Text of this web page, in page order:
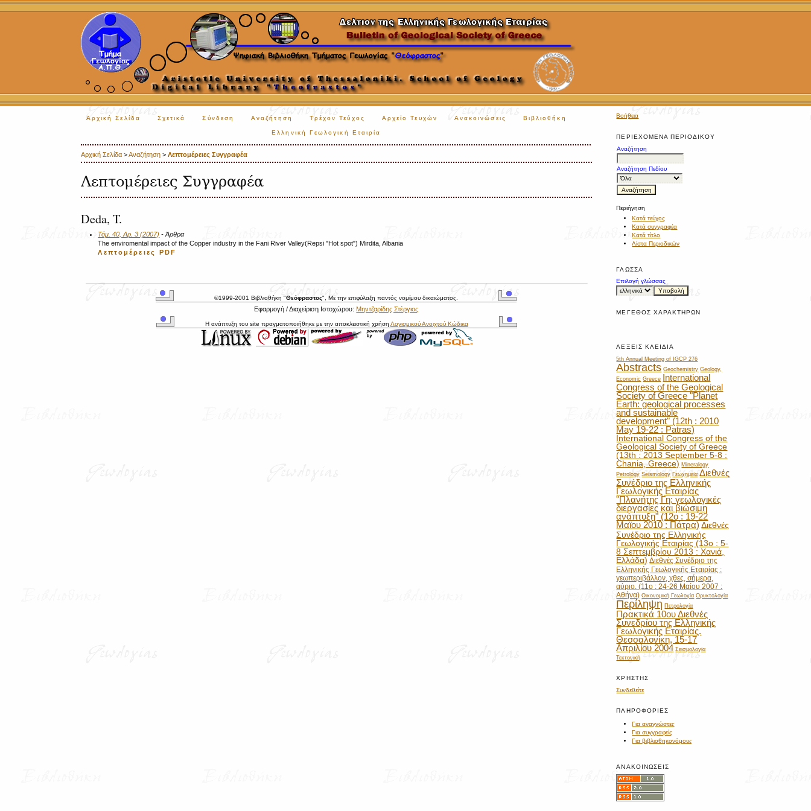
Βοήθεια
ΠΕΡΙΕΧΌΜΕΝΑ ΠΕΡΙΟΔΙΚΟΎ
Αναζήτηση
Αναζήτηση Πεδίου
Περιήγηση
Κατά τεύχος
Κατά συγγραφέα
Κατά τίτλο
Λίστα Περιοδικών
ΓΛΏΣΣΑ
Επιλογή γλώσσας
ΜΈΓΕΘΟΣ ΧΑΡΑΚΤΉΡΩΝ
ΛΈΞΕΙΣ ΚΛΕΙΔΙΆ
5th Annual Meeting of IGCP 276
Abstracts Geochemistry Geology,
Economic Greece
International
Congress of the Geological
Society of Greece "Planet
Earth: geological processes
and sustainable
development" (12th : 2010
May 19-22 : Patras)
International Congress of the
Geological Society of Greece
(13th : 2013 September 5-8 :
Chania, Greece) Mineralogy
Petrology Seismology Γεωχημεία Διεθνές
Συνέδριο της Ελληνικής
Γεωλογικής Εταιρίας
"Πλανήτης Γη: γεωλογικές
διεργασίες και βιώσιμη
ανάπτυξη" (12ο : 19-22
Μαϊου 2010 : Πάτρα) Διεθνές
Συνέδριο της Ελληνικής
Γεωλογικής Εταιρίας (13ο : 5-
8 Σεπτεμβρίου 2013 : Χανιά,
Ελλάδα) Διεθνές Συνέδριο της
Ελληνικής Γεωλογικής Εταιρίας :
γεωπεριβάλλον, χθες, σήμερα,
αύριο. (11ο : 24-26 Μαίου 2007 :
Αθήνα) Οικονομική Γεωλογία Ορυκτολογία
Περίληψη Πετρολογία
Πρακτικά 10ου Διεθνές
Συνεδρίου της Ελληνικής
Γεωλογικής Εταιρίας.
Θεσσαλονίκη, 15-17
Απριλίου 2004 Σεισμολογία
Τεκτονική
ΧΡΉΣΤΗΣ
Συνδεθείτε
ΠΛΗΡΟΦΟΡΊΕΣ
Για αναγνώστες
Για συγγραφείς
Για βιβλιοθηκονόμους
ΑΝΑΚΟΙΝΏΣΕΙΣ
Αρχική Σελίδα Σχετικά Σύνδεση Αναζήτηση Τρέχον Τεύχος Αρχείο Τευχών Ανακοινώσεις Βιβλιοθήκη
Ελληνική Γεωλογική Εταιρία
Αρχική Σελίδα >Αναζήτηση >Λεπτομέρειες Συγγραφέα
Λεπτομέρειες Συγγραφέα
Deda, T.
Τόμ. 40, Αρ. 3 (2007) - Άρθρα
The enviromental impact of the Copper industry in the Fani River Valley(Repsi "Hot spot") Mirdita, Albania
Λεπτομέρειες
PDF
©1999-2001 Βιβλιοθήκη "Θεόφραστος", Με την επιφύλαξη παντός νομίμου δικαιώματος.
Εφαρμογή / Διαχείριση Ιστοχώρου:Μηντζαρίδης Στέργιος
Η ανάπτυξη του site πραγματοποιήθηκε με την αποκλειστική χρήση Λογισμικού Ανοιχτού Κώδικα